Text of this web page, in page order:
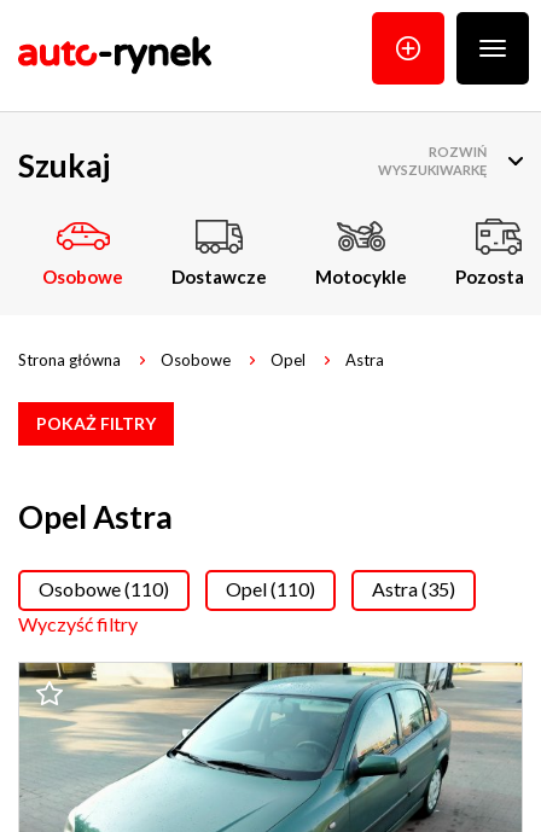
menu
Szukaj
Osobowe Dostawcze Motocykle Pozostałe
ROZWIŃ
WYSZUKIWARKĘ
Strona główna Osobowe Opel Astra
POKAŻ FILTRY
Opel Astra
Osobowe (110) Opel (110)
Astra (35)
Wyczyść filtry